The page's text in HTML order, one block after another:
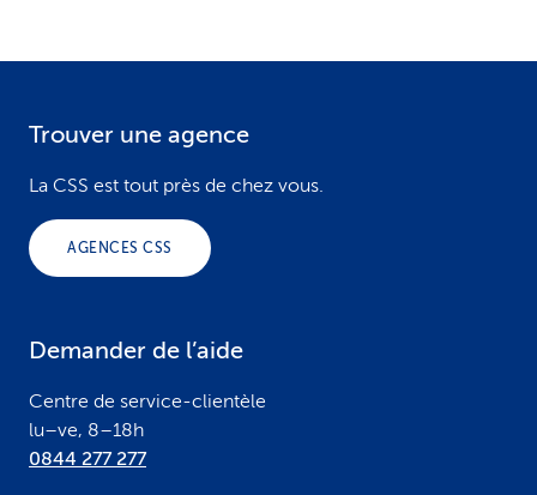
Trouver une agence
La CSS est tout près de chez vous.
AGENCES CSS
Demander de l’aide
Centre de service-clientèle
lu–ve, 8–18h
0844 277 277